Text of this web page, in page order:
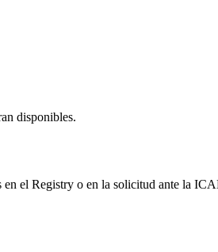
disponibles.
el Registry o en la solicitud ante la